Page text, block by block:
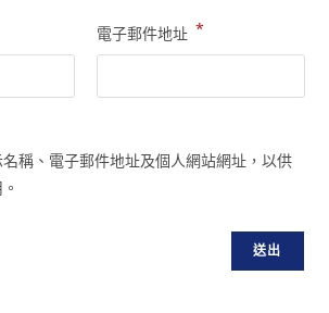
電子郵件地址 *
稱、電子郵件地址及個人網站網址，以供